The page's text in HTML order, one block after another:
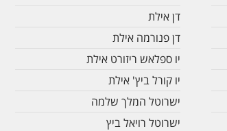
דן אילת
דן פנורמה אילת
יו ספלאש ריזורט אילת
יו קורל ביץ' אילת
ישרוטל המלך שלמה
ישרוטל רויאל ביץ